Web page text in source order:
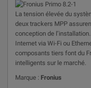
La tension élevée du
deux trackers MPP
conception de
Internet via Wi-Fi ou
composants tiers font du
intelligents sur le marché.
Marque : Fronius